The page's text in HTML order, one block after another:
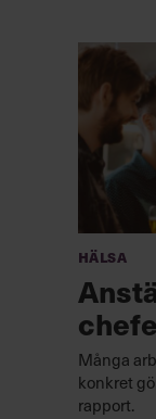
Hälsa
Många
konkret
rapport.